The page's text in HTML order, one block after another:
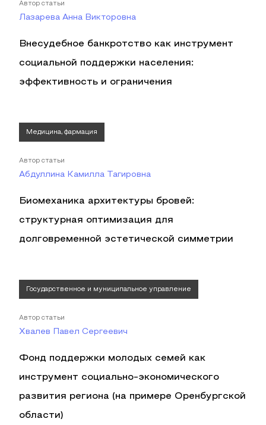
Автор статьи
Лазарева Анна Викторовна
Внесудебное банкротство как инструмент
социальной поддержки населения:
эффективность и ограничения
Медицина, фармация
Автор статьи
Абдуллина Камилла Тагировна
Биомеханика архитектуры бровей:
структурная оптимизация для
долговременной эстетической симметрии
Государственное и муниципальное управление
Автор статьи
Хвалев Павел Сергеевич
Фонд поддержки молодых семей как
инструмент социально-экономического
развития региона (на примере Оренбургской
области)